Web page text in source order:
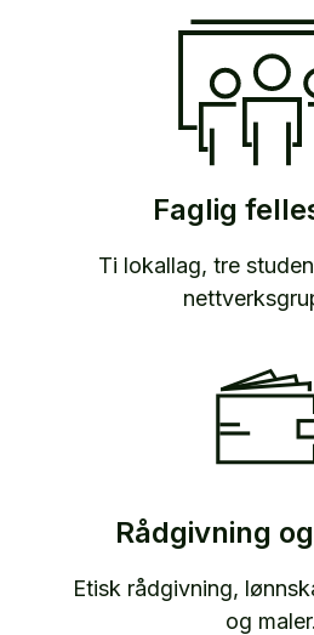
Faglig
Ti lokallag, tre
Rådgivning
Etisk rådgivning,
og maler.